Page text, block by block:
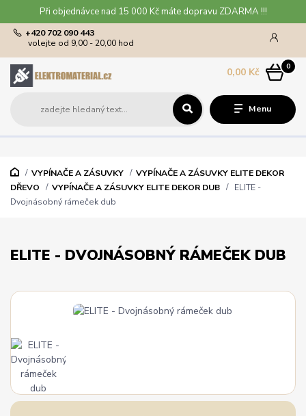
Při objednávce nad 15 000 Kč máte dopravu ZDARMA !!!
Menu
+420 702 090 443
volejte od 9,00 - 20,00 hod
0
0,00 Kč
VYPÍNAČE A ZÁSUVKY
VYPÍNAČE A ZÁSUVKY ELITE DEKOR
DŘEVO
VYPÍNAČE A ZÁSUVKY ELITE DEKOR DUB
ELITE -
Dvojnásobný rámeček dub
ELITE - DVOJNÁSOBNÝ RÁMEČEK DUB